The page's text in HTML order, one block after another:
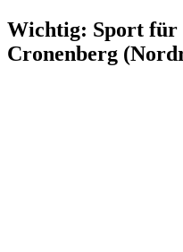
Wichtig: Sport für
Cronenberg